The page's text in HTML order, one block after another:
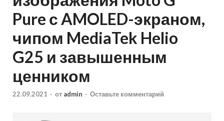
Pure с AMOLED-экраном,
чипом MediaTek Helio
G25 и завышенным
ценником
22.09.2021 - от admin - Оставьте комментарий